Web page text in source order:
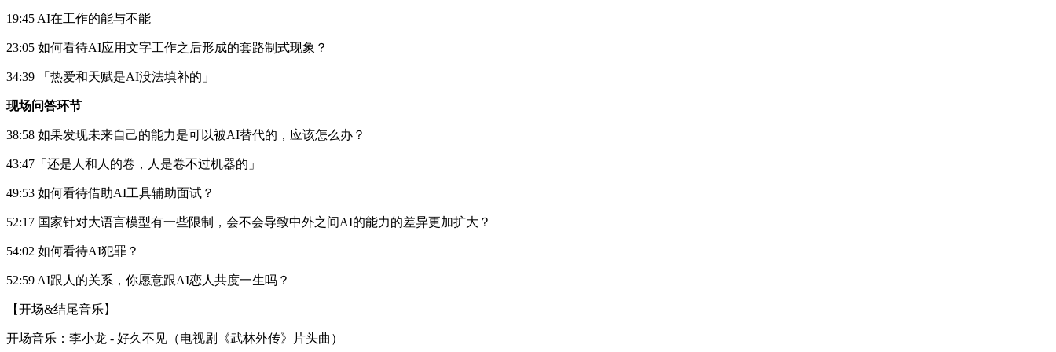
19:45 AI在工作的能与不能
23:05 如何看待AI应用文字工作之后形成的套路制式现象？
34:39 「热爱和天赋是AI没法填补的」
现场问答环节
38:58 如果发现未来自己的能力是可以被AI替代的，应该怎么办？
43:47「还是人和人的卷，人是卷不过机器的」
49:53 如何看待借助AI工具辅助面试？
52:17 国家针对大语言模型有一些限制，会不会导致中外之间AI的能力的差异更加扩大？
54:02 如何看待AI犯罪？
52:59 AI跟人的关系，你愿意跟AI恋人共度一生吗？
【开场&结尾音乐】
开场音乐：李小龙 - 好久不见（电视剧《武林外传》片头曲）